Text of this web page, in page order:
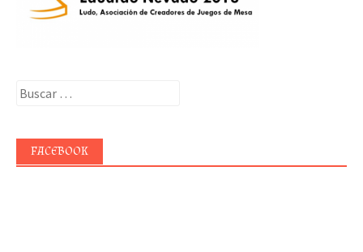
Buscar:
FACEBOOK